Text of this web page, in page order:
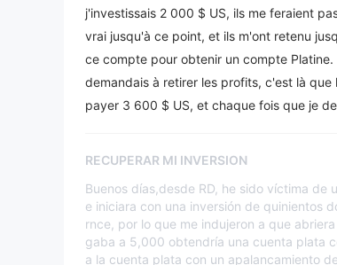
j'investissais 2 000 $ US, ils me feraient
vrai jusqu'à ce point, et ils m'ont retenu
ce compte pour obtenir un compte
demandais à retirer les profits, c'est là
payer 3 600 $ US, et chaque fois que je
RECUPERAR MI INVERSION
Buenos días,desde RD, he sido víctima
e iniciara con una inversión de quinientos
rnce, por lo que me indujeron a que
gaba a 5,000 obtendría una cuenta plata
a la cuenta plata con un apalancamiento